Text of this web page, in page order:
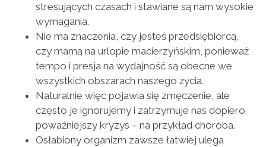
stresujących czasach i stawiane są nam wysokie
wymagania.
Nie ma znaczenia, czy jesteś przedsiębiorcą,
czy mamą na urlopie macierzyńskim, ponieważ
tempo i presja na wydajność są obecne we
wszystkich obszarach naszego życia.
Naturalnie więc pojawia się zmęczenie, ale
często je ignorujemy i zatrzymuje nas dopiero
poważniejszy kryzys – na przykład choroba.
Osłabiony organizm zawsze łatwiej ulega